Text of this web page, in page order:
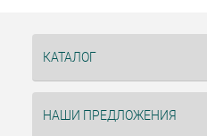
КАТАЛОГ
НАШИ ПРЕДЛОЖЕНИЯ